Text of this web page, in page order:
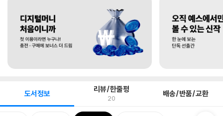
도서정보 리뷰/한줄평
20 배송/반품/교환